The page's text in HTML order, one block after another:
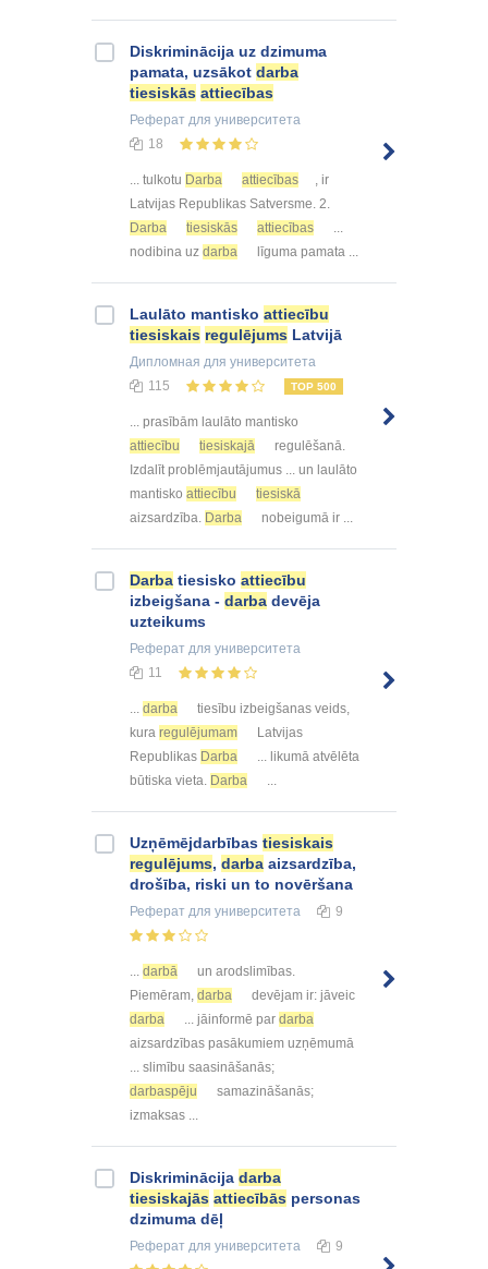
Diskriminācija uz dzimuma
pamata, uzsākot darba
tiesiskās attiecības
Реферат для университета
18
... tulkotu Darba attiecības
, ir
Latvijas Republikas Satversme. 2.
Darba
tiesiskās attiecības
...
nodibina uz darba līguma pamata ...
Laulāto mantisko attiecību
tiesiskais regulējums Latvijā
Дипломная для университета
115
TOP 500
... prasībām laulāto mantisko
attiecību
tiesiskajā
regulēšanā.
Izdalīt problēmjautājumus ... un laulāto
mantisko attiecību
tiesiskā
aizsardzība. Darba nobeigumā ir ...
Darba tiesisko attiecību
izbeigšana - darba devēja
uzteikums
Реферат для университета
11
... darba
tiesību izbeigšanas veids,
kura regulējumam
Latvijas
Republikas Darba
... likumā atvēlēta
būtiska vieta. Darba ...
Uzņēmējdarbības tiesiskais
regulējums, darba aizsardzība,
drošība, riski un to novēršana
Реферат для университета 9
darbā
un arodslimības.
Piemēram, darba
devējam ir: jāveic
darba
... jāinformē par darba
aizsardzības pasākumiem uzņēmumā
... slimību saasināšanās;
darbaspēju
samazināšanās;
izmaksas ...
Diskriminācija darba
tiesiskajās attiecībās personas
dzimuma dēļ
Реферат для университета 9